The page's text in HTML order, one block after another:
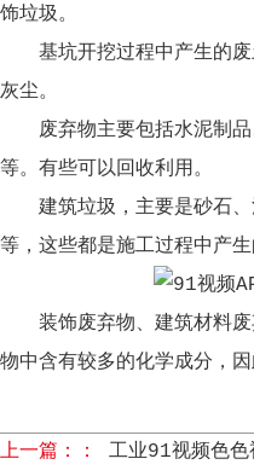
饰垃圾。
基坑开挖过程中产生的
灰尘。
废弃物主要包括水泥制
等。有些可以回收利用。
建筑垃圾，主要是砂石
等，这些都是施工过程中产生
装饰废弃物、建筑材料
物中含有较多的化学成分，
上一篇：： 工业91视频色色